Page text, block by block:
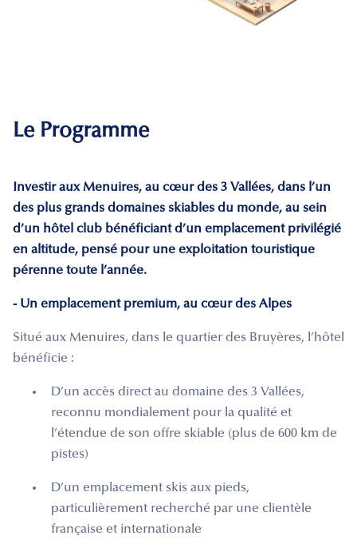
Le Programme
Investir aux Menuires, au cœur des 3 Vallées, dans l’un
des plus grands domaines skiables du monde, au sein
d’un hôtel club bénéficiant d’un emplacement privilégié
en altitude, pensé pour une exploitation touristique
pérenne toute l’année.
- Un emplacement premium, au cœur des Alpes
Situé aux Menuires, dans le quartier des Bruyères, l’hôtel
bénéficie :
D’un accès direct au domaine des 3 Vallées,
reconnu mondialement pour la qualité et
l’étendue de son offre skiable (plus de 600 km de
pistes)
D’un emplacement skis aux pieds,
particulièrement recherché par une clientèle
française et internationale